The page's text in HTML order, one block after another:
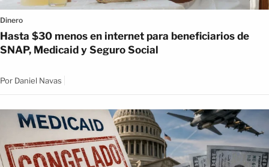
Dinero
Hasta $30 menos en internet para beneficiarios de
SNAP, Medicaid y Seguro Social
Por Daniel Navas